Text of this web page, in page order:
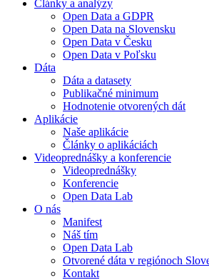
Články a analýzy
Open Data a GDPR
Open Data na Slovensku
Open Data v Česku
Open Data v Poľsku
Dáta
Dáta a datasety
Publikačné minimum
Hodnotenie otvorených dát
Aplikácie
Naše aplikácie
Články o aplikáciách
Videoprednášky a konferencie
Videoprednášky
Konferencie
Open Data Lab
O nás
Manifest
Náš tím
Open Data Lab
Otvorené dáta v regiónoch
Kontakt